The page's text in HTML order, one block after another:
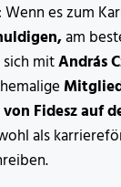
Wenn es zum
am
mitAndrás
Fidesz auf
als